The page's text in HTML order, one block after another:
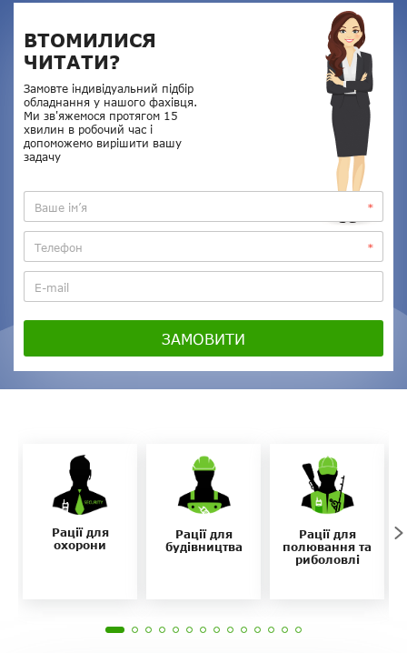
ВТОМИЛИСЯ
ЧИТАТИ?
Замовте індивідуальний підбір
обладнання у нашого фахівця.
Ми зв'яжемося протягом 15
хвилин в робочий час і
допоможемо вирішити вашу
задачу
ЗАМОВИТИ
Рації для
охорони
Рації для
будівництва
Рації для
полювання та
риболовлі